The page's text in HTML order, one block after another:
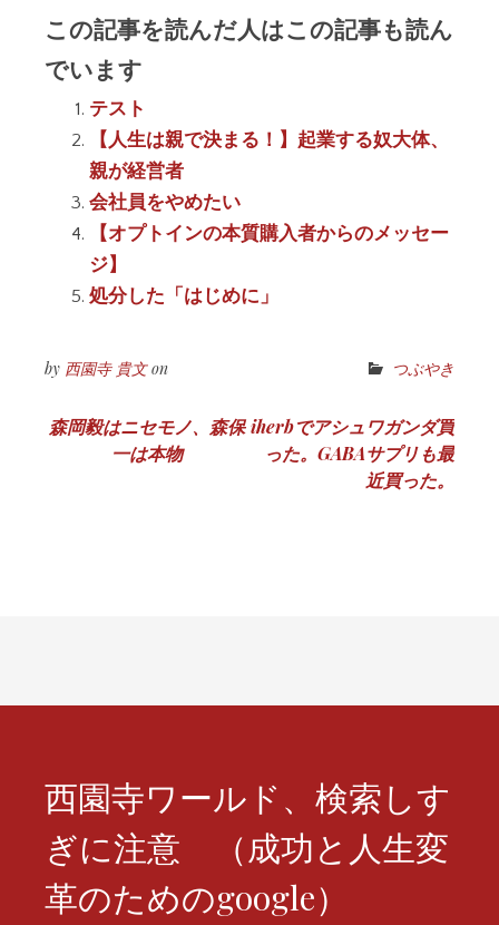
この記事を読んだ人はこの記事も読ん
でいます
テスト
【人生は親で決まる！】起業する奴大体、
親が経営者
会社員をやめたい
【オプトインの本質購入者からのメッセー
ジ】
処分した「はじめに」
by 西園寺 貴文on つぶやき
投
ョ
森岡毅はニセモノ、森保
一は本物
iherbでアシュワガンダ買
った。GABAサプリも最
近買った。
西園寺ワールド、検索しす
ぎに注意 （成功と人生変
革のためのgoogle）